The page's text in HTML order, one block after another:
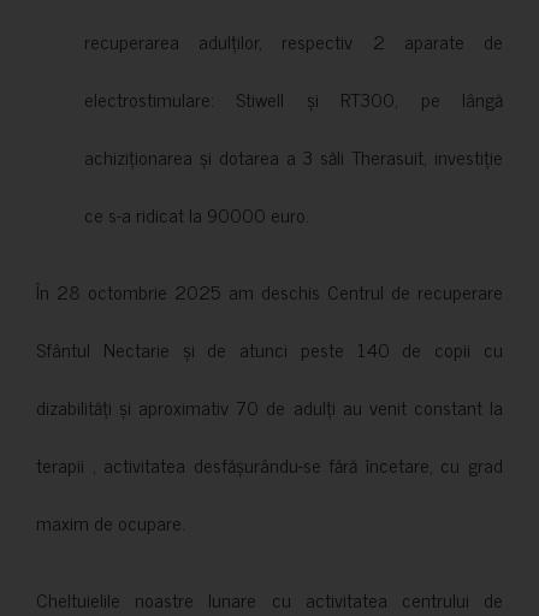
recuperarea adulților, respectiv 2 aparate de
electrostimulare: Stiwell și RT300, pe lângă
achiziționarea și dotarea a 3 săli Therasuit, investiție
ce s-a ridicat la 90000 euro.
În 28 octombrie 2025 am deschis Centrul de recuperare
Sfântul Nectarie și de atunci peste 140 de copii cu
dizabilități și aproximativ 70 de adulți au venit constant la
terapii , activitatea desfășurându-se fără încetare, cu grad
maxim de ocupare.
Cheltuielile noastre lunare cu activitatea centrului de